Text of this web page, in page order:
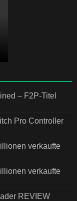
– F2P-Titel
Pro Controller
verkaufte
verkaufte
REVIEW